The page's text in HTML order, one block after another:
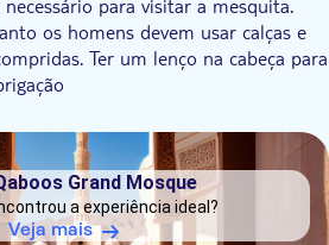
para visitar a mesquita.
os homens devem usar calças e
Ter um lenço na cabeça para
grupo e participantes máximo exigido
Mosque
Grand Mosque
a experiência ideal?
Veja mais